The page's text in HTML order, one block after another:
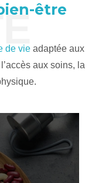
être
de vie adaptée aux
aux soins, la